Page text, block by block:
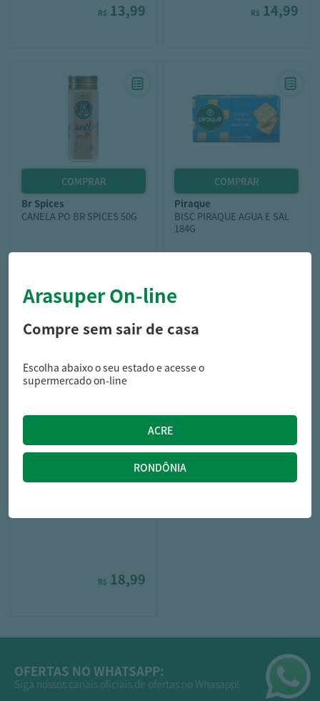
R$ 13,99 R$ 14,99
br spices
CANELA PO BR SPICES 50G
R$ 25,29
piraque
BISC PIRAQUE AGUA E SAL
184G
R$ 18,99
OFERTAS NO WHATSAPP:
Siga nossos canais oficiais de ofertas no Whasapp!
Arasuper On-line
Compre sem sair de casa
Escolha abaixo o seu estado e acesse o
supermercado on-line